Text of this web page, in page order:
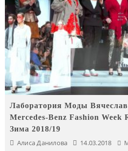
Лаборатория Моды
Mercedes-Benz Fashion Week
Зима 2018/19
Алиса Данилова 14.03.2018